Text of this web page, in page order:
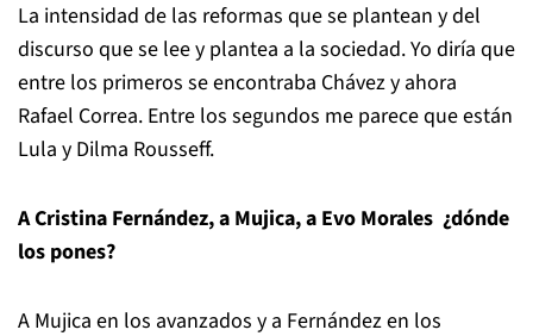
La intensidad de las reformas que se plantean y del
discurso que se lee y plantea a la sociedad. Yo diría que
entre los primeros se encontraba Chávez y ahora
Rafael Correa. Entre los segundos me parece que están
Lula y Dilma Rousseff.
A Cristina Fernández, a Mujica, a Evo Morales ¿dónde
los pones?
A Mujica en los avanzados y a Fernández en los